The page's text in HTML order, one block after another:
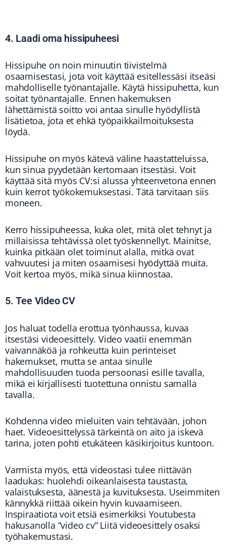
4. Laadi oma hissipuheesi
Hissipuhe on noin minuutin tiivistelmä
osaamisestasi, jota voit käyttää esitellessäsi itseäsi
mahdolliselle työnantajalle. Käytä hissipuhetta, kun
soitat työnantajalle. Ennen hakemuksen
lähettämistä soitto voi antaa sinulle hyödyllistä
lisätietoa, jota et ehkä työpaikkailmoituksesta
löydä.
Hissipuhe on myös kätevä väline haastatteluissa,
kun sinua pyydetään kertomaan itsestäsi. Voit
käyttää sitä myös CV:si alussa yhteenvetona ennen
kuin kerrot työkokemuksestasi. Tätä tarvitaan siis
moneen.
Kerro hissipuheessa, kuka olet, mitä olet tehnyt ja
millaisissa tehtävissä olet työskennellyt. Mainitse,
kuinka pitkään olet toiminut alalla, mitkä ovat
vahvuutesi ja miten osaamisesi hyödyttää muita.
Voit kertoa myös, mikä sinua kiinnostaa.
5. Tee Video CV
Jos haluat todella erottua työnhaussa, kuvaa
itsestäsi videoesittely. Video vaatii enemmän
vaivannäköä ja rohkeutta kuin perinteiset
hakemukset, mutta se antaa sinulle
mahdollisuuden tuoda persoonasi esille tavalla,
mikä ei kirjallisesti tuotettuna onnistu samalla
tavalla.
Kohdenna video mieluiten vain tehtävään, johon
haet. Videoesittelyssä tärkeintä on aito ja iskevä
tarina, joten pohti etukäteen käsikirjoitus kuntoon.
Varmista myös, että videostasi tulee riittävän
laadukas: huolehdi oikeanlaisesta taustasta,
valaistuksesta, äänestä ja kuvituksesta. Useimmiten
kännykkä riittää oikein hyvin kuvaamiseen.
Inspiraatiota voit etsiä esimerkiksi Youtubesta
hakusanolla ”video cv” Liitä videoesittely osaksi
työhakemustasi.